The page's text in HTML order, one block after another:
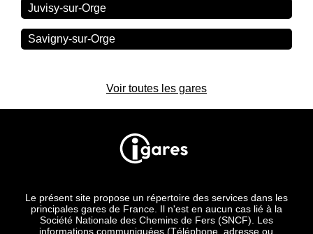
Juvisy-sur-Orge
Savigny-sur-Orge
Voir toutes les gares
Le présent site propose un répertoire des services dans les
principales gares de France. Il n'est en aucun cas lié à la
Société Nationale des Chemins de Fers (SNCF). Les
informations communiquées (Téléphone, adresse ou